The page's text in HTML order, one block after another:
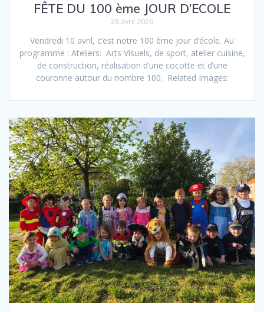
FÊTE DU 100 ème JOUR D’ECOLE
28 avril 2026
Vendredi 10 avril, c’est notre 100 ème jour d’école. Au
programme : Ateliers: Arts Visuels, de sport, atelier cuisine,
de construction, réalisation d’une cocotte et d’une
couronne autour du nombre 100. Related Images: